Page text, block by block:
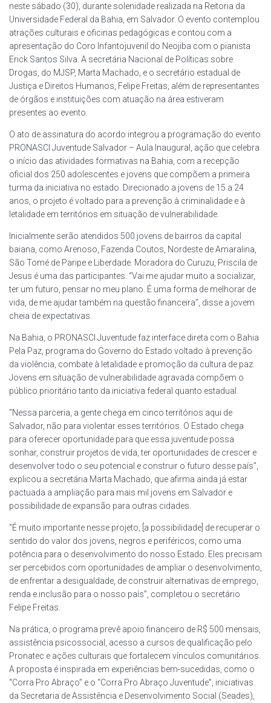
neste sábado (30), durante solenidade realizada na Reitoria da
Universidade Federal da Bahia, em Salvador. O evento contemplou
atrações culturais e oficinas pedagógicas e contou com a
apresentação do Coro Infantojuvenil do Neojiba com o pianista
Erick Santos Silva. A secretária Nacional de Políticas sobre
Drogas, do MJSP, Marta Machado, e o secretário estadual de
Justiça e Direitos Humanos, Felipe Freitas, além de representantes
de órgãos e instituições com atuação na área estiveram
presentes ao evento.
O ato de assinatura do acordo integrou a programação do evento
PRONASCI Juventude Salvador – Aula Inaugural, ação que celebra
o início das atividades formativas na Bahia, com a recepção
oficial dos 250 adolescentes e jovens que compõem a primeira
turma da iniciativa no estado. Direcionado a jovens de 15 a 24
anos, o projeto é voltado para a prevenção à criminalidade e à
letalidade em territórios em situação de vulnerabilidade.
Inicialmente serão atendidos 500 jovens de bairros da capital
baiana, como Arenoso, Fazenda Coutos, Nordeste de Amaralina,
São Tomé de Paripe e Liberdade. Moradora do Curuzu, Priscila de
Jesus é uma das participantes. “Vai me ajudar muito a socializar,
ter um futuro, pensar no meu plano. É uma forma de melhorar de
vida, de me ajudar também na questão financeira”, disse a jovem
cheia de expectativas.
Na Bahia, o PRONASCI Juventude faz interface direta com o Bahia
Pela Paz, programa do Governo do Estado voltado à prevenção
da violência, combate à letalidade e promoção da cultura de paz.
Jovens em situação de vulnerabilidade agravada compõem o
público prioritário tanto da iniciativa federal quanto estadual.
“Nessa parceria, a gente chega em cinco territórios aqui de
Salvador, não para violentar esses territórios. O Estado chega
para oferecer oportunidade para que essa juventude possa
sonhar, construir projetos de vida, ter oportunidades de crescer e
desenvolver todo o seu potencial e construir o futuro desse país”,
explicou a secretária Marta Machado, que afirma ainda já estar
pactuada a ampliação para mais mil jovens em Salvador e
possibilidade de expansão para outras cidades.
“É muito importante nesse projeto, [a possibilidade] de recuperar o
sentido do valor dos jovens, negros e periféricos, como uma
potência para o desenvolvimento do nosso Estado. Eles precisam
ser percebidos com oportunidades de ampliar o desenvolvimento,
de enfrentar a desigualdade, de construir alternativas de emprego,
renda e inclusão para o nosso país”, completou o secretário
Felipe Freitas.
Na prática, o programa prevê apoio financeiro de R$ 500 mensais,
assistência psicossocial, acesso a cursos de qualificação pelo
Pronatec e ações culturais que fortalecem vínculos comunitários.
A proposta é inspirada em experiências bem-sucedidas, como o
“Corra Pro Abraço” e o “Corra Pro Abraço Juventude”, iniciativas
da Secretaria de Assistência e Desenvolvimento Social (Seades),